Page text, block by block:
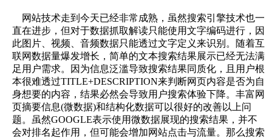
网站技术走到今天已经非常成熟，虽然搜索引擎技术也一
直在进步，但对于数据抓取解读只能使用文字编码进行，因
此图片、视频、音频数据只能透过文字定义来识别。随着互
联网数据量爆发增长，简单的文本搜索结果展示已经无法满
足用户需求。因为信息泛滥导致搜索结果同质化，且用户根
本很难透过TITLE+DESCRIPTION来判断网页内容是否为自
身想要的内容，结果必然会导致用户搜索体验下降。丰富网
页摘要信息(微数据)和结构化数据可以很好的改善以上问
题。虽然GOOGLE表示使用微数据展现的搜索结果，并不
会对排名起作用，但可能会增加网站点击与流量。那么搜索